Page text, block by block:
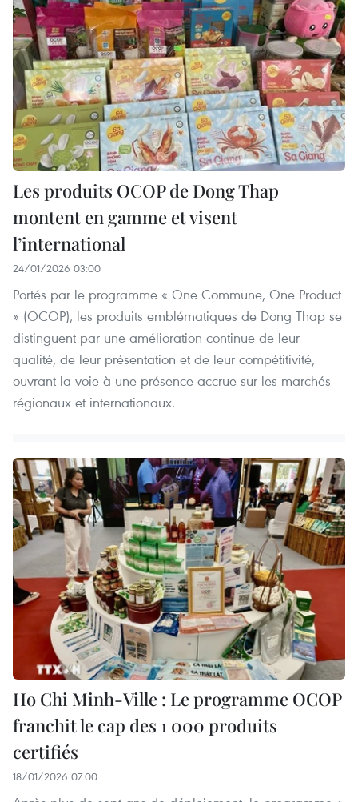
Les produits OCOP de Dong Thap
montent en gamme et visent
l’international
24/01/2026 03:00
Portés par le programme « One Commune, One Product
» (OCOP), les produits emblématiques de Dong Thap se
distinguent par une amélioration continue de leur
qualité, de leur présentation et de leur compétitivité,
ouvrant la voie à une présence accrue sur les marchés
régionaux et internationaux.
Ho Chi Minh-Ville : Le programme OCOP
franchit le cap des 1 000 produits
certifiés
18/01/2026 07:00